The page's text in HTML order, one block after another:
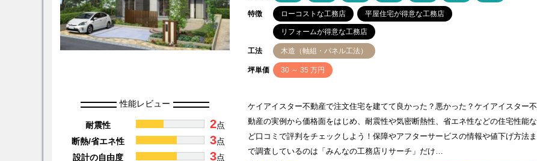
特徴 ローコストな工務店 平屋住宅が得意な工務店
リフォームが得意な工務店
工法 木造（軸組・パネル工法）
坪単価 30 ～ 35 万円
性能レビュー
耐震性 2点
断熱/省エネ性
3点
設計の自由度
3点
ケイアイスター不動産で注文住宅を建てて良かった？悪かった？ケイアイスター不
動産の実例から価格面をはじめ、耐震性や気密断熱性、省エネ性などの住宅性能な
ど口コミで評判をチェックしよう！保障やアフターサービスの情報や値下げ方法ま
で調査しているのは「みんなの工務店リサーチ」だけ…